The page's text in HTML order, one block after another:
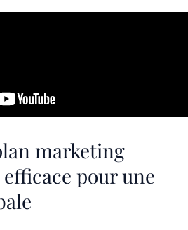
marketing
pour une